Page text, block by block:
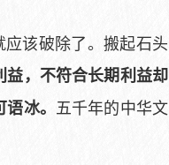
该破除了。搬起石头
，不符合长期利益却
冰。 五千年的中华文